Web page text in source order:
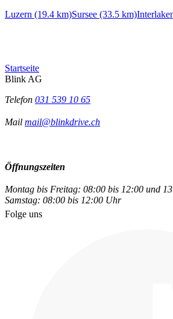
Luzern (19.4 km)Sursee (33.5 km)
Startseite
Blink AG
Telefon 031 539 10 65
Mail mail@blinkdrive.ch
Öffnungszeiten
Montag bis Freitag: 08:00 bis 12:00 und
Samstag: 08:00 bis 12:00 Uhr
Folge uns